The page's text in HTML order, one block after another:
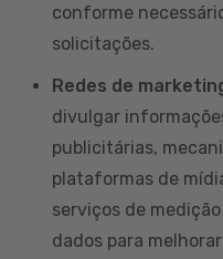
conforme
solicitações.
Redes de
divulgar
publicitárias,
plataformas de
serviços de
dados para